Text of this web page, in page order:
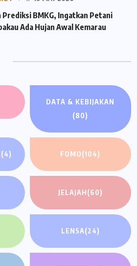
Prediksi BMKG, Ingatkan Petani
Ada Hujan Awal Kemarau
DATA & KEBIJAKAN
(80)
(4) FOMO(104)
JELAJAH(60)
LENSA(24)